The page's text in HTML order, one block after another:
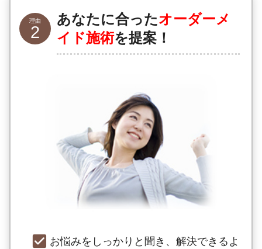
あなたに合ったオーダーメ
イド施術を提案！
お悩みをしっかりと聞き、解決できるよ